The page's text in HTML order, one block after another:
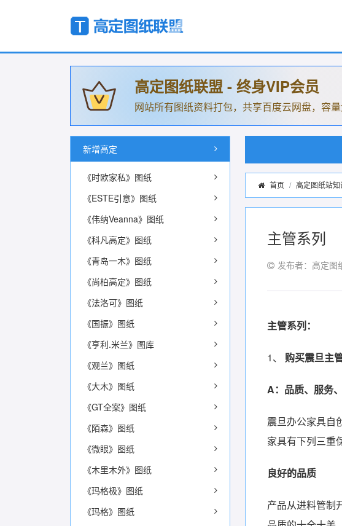
高定图纸联盟 - 终身VIP会员
网站所有图纸资料打包，共享百度云网盘，容
新增高定
《时欧家私》图纸
《ESTE引意》图纸
《伟纳Veanna》图纸
《科凡高定》图纸
《青岛一木》图纸
《尚柏高定》图纸
《法洛可》图纸
《国振》图纸
《亨利.米兰》图库
《观兰》图纸
《大木》图纸
《GT全案》图纸
《陌森》图纸
《微眼》图纸
《木里木外》图纸
《玛格极》图纸
《玛格》图纸
首页 高定图纸站
主管系列
发布者：高定图
主管系列：
1、 购买震旦主
A：品质、服务
震旦办公家具自
家具有下列三重
良好的品质
产品从进料管制